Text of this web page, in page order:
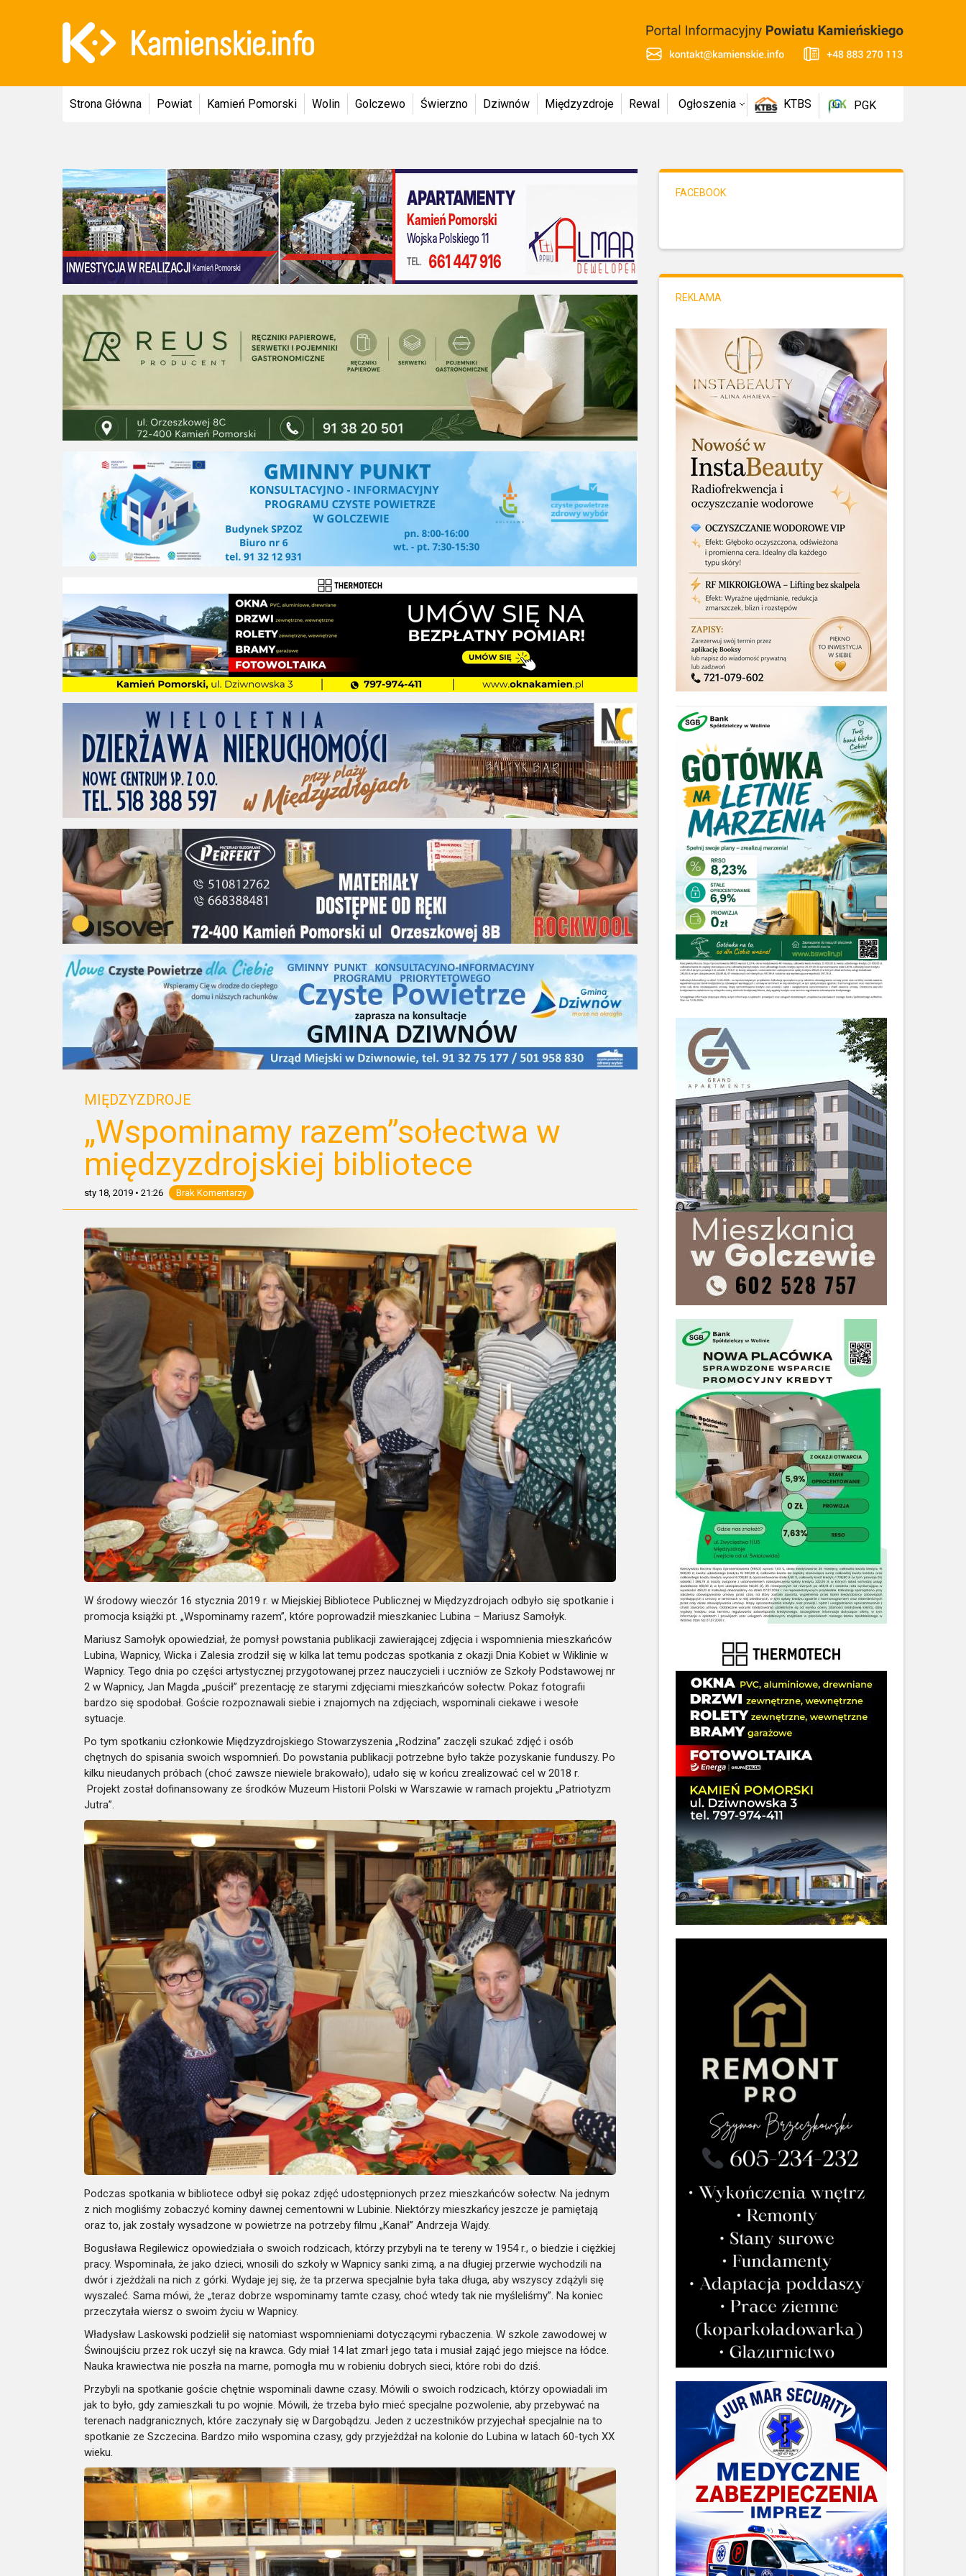
Strona Główna Powiat Kamień Pomorski Wolin Golczewo Świerzno Dziwnów Międzyzdroje Rewal Ogłoszenia KTBS PGK
MIĘDZYZDROJE
„Wspominamy razem”sołectwa w
międzyzdrojskiej bibliotece
sty 18, 2019 • 21:26 Brak Komentarzy
W środowy wieczór 16 stycznia 2019 r. w Miejskiej Bibliotece Publicznej w Międzyzdrojach odbyło się spotkanie i
promocja książki pt. „Wspominamy razem”, które poprowadził mieszkaniec Lubina – Mariusz Samołyk.
Mariusz Samołyk opowiedział, że pomysł powstania publikacji zawierającej zdjęcia i wspomnienia mieszkańców
Lubina, Wapnicy, Wicka i Zalesia zrodził się w kilka lat temu podczas spotkania z okazji Dnia Kobiet w Wiklinie w
Wapnicy. Tego dnia po części artystycznej przygotowanej przez nauczycieli i uczniów ze Szkoły Podstawowej nr
2 w Wapnicy, Jan Magda „puścił” prezentację ze starymi zdjęciami mieszkańców sołectw. Pokaz fotografii
bardzo się spodobał. Goście rozpoznawali siebie i znajomych na zdjęciach, wspominali ciekawe i wesołe
sytuacje.
Po tym spotkaniu członkowie Międzyzdrojskiego Stowarzyszenia „Rodzina” zaczęli szukać zdjęć i osób
chętnych do spisania swoich wspomnień. Do powstania publikacji potrzebne było także pozyskanie funduszy. Po
kilku nieudanych próbach (choć zawsze niewiele brakowało), udało się w końcu zrealizować cel w 2018 r.
Projekt został dofinansowany ze środków Muzeum Historii Polski w Warszawie w ramach projektu „Patriotyzm
Jutra”.
Podczas spotkania w bibliotece odbył się pokaz zdjęć udostępnionych przez mieszkańców sołectw. Na jednym
z nich mogliśmy zobaczyć kominy dawnej cementowni w Lubinie. Niektórzy mieszkańcy jeszcze je pamiętają
oraz to, jak zostały wysadzone w powietrze na potrzeby filmu „Kanał” Andrzeja Wajdy.
Bogusława Regilewicz opowiedziała o swoich rodzicach, którzy przybyli na te tereny w 1954 r., o biedzie i ciężkiej
pracy. Wspominała, że jako dzieci, wnosili do szkoły w Wapnicy sanki zimą, a na długiej przerwie wychodzili na
dwór i zjeżdżali na nich z górki. Wydaje jej się, że ta przerwa specjalnie była taka długa, aby wszyscy zdążyli się
wyszaleć. Sama mówi, że „teraz dobrze wspominamy tamte czasy, choć wtedy tak nie myśleliśmy”. Na koniec
przeczytała wiersz o swoim życiu w Wapnicy.
Władysław Laskowski podzielił się natomiast wspomnieniami dotyczącymi rybaczenia. W szkole zawodowej w
Świnoujściu przez rok uczył się na krawca. Gdy miał 14 lat zmarł jego tata i musiał zająć jego miejsce na łódce.
Nauka krawiectwa nie poszła na marne, pomogła mu w robieniu dobrych sieci, które robi do dziś.
Przybyli na spotkanie goście chętnie wspominali dawne czasy. Mówili o swoich rodzicach, którzy opowiadali im
jak to było, gdy zamieszkali tu po wojnie. Mówili, że trzeba było mieć specjalne pozwolenie, aby przebywać na
terenach nadgranicznych, które zaczynały się w Dargobądzu. Jeden z uczestników przyjechał specjalnie na to
spotkanie ze Szczecina. Bardzo miło wspomina czasy, gdy przyjeżdżał na kolonie do Lubina w latach 60-tych XX
wieku.
FACEBOOK
REKLAMA